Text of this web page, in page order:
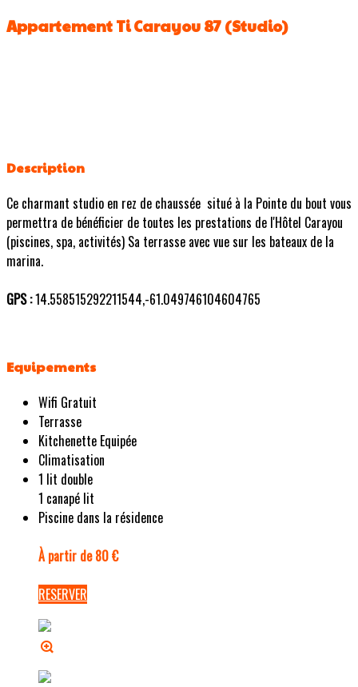
Appartement Ti Carayou 87 (Studio)
Description
Ce charmant studio en rez de chaussée situé à la Pointe du bout vous
permettra de bénéficier de toutes les prestations de l'Hôtel Carayou
(piscines, spa, activités) Sa terrasse avec vue sur les bateaux de la
marina.
GPS :14.558515292211544,-61.049746104604765
Equipements
Wifi Gratuit
Terrasse
Kitchenette Equipée
Climatisation
1 lit double
1 canapé lit
Piscine dans la résidence
À partir de 80 €
RESERVER